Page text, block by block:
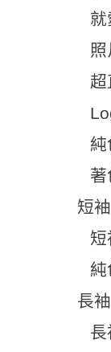
就
照
超
純
著
短袖
短
純
長袖
長